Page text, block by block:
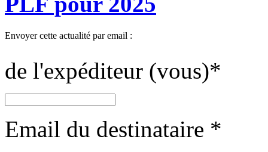
Envoyer cette actualité par email :
de l'expéditeur (vous)*
Email du destinataire *